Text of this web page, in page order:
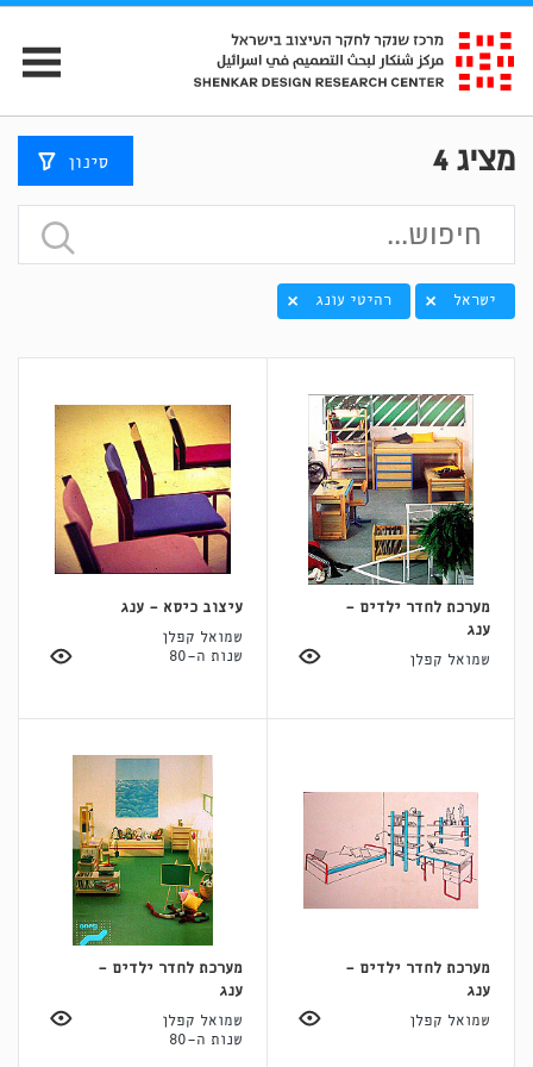
מציג4 סינון
ישראל רהיטי עונג
מערכת לחדר ילדים -
ענג
שמואל קפלן
עיצוב כיסא - ענג
שמואל קפלן
שנות ה-80
מערכת לחדר ילדים -
ענג
שמואל קפלן
מערכת לחדר ילדים -
ענג
שמואל קפלן
שנות ה-80